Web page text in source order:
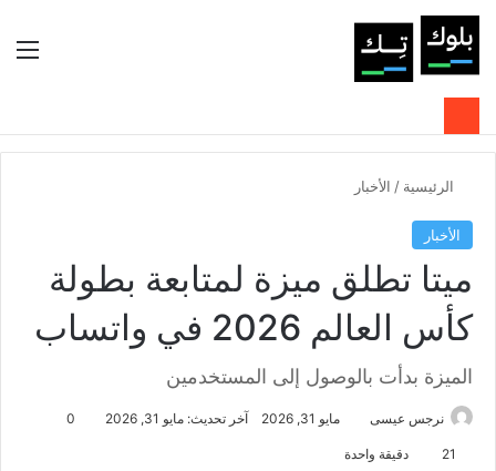
بحثالوضع
الرئيسية / الأخبار
الأخبار
ميتا تطلق ميزة لمتابعة بطولة
كأس العالم 2026 في واتساب
الميزة بدأت بالوصول إلى المستخدمين
نرجس عيسى مايو 31, 2026 آخر تحديث: مايو 31, 2026 0
21 دقيقة واحدة